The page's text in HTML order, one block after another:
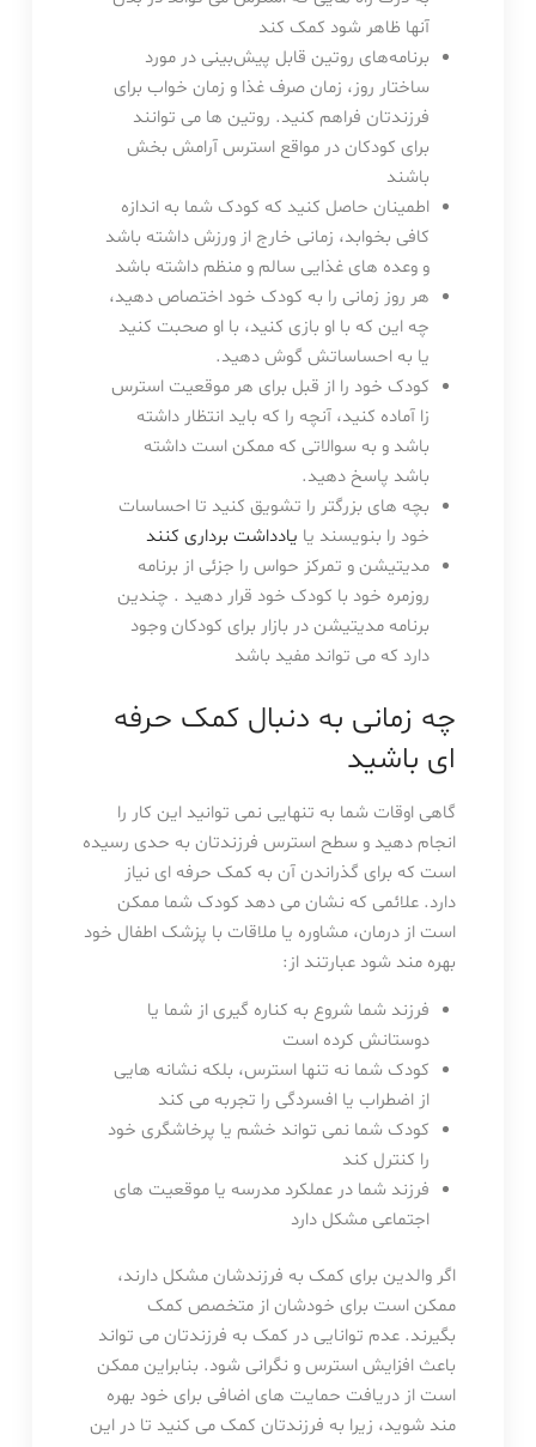
آنها ظاهر شود کمک کند
برنامه‌های روتین قابل پیش‌بینی در مورد
ساختار روز، زمان صرف غذا و زمان خواب برای
فرزندتان فراهم کنید. روتین ها می توانند
برای کودکان در مواقع استرس آرامش بخش
باشند
اطمینان حاصل کنید که کودک شما به اندازه
کافی بخوابد، زمانی خارج از ورزش داشته باشد
و وعده های غذایی سالم و منظم داشته باشد
هر روز زمانی را به کودک خود اختصاص دهید،
چه این که با او بازی کنید، با او صحبت کنید
یا به احساساتش گوش دهید.
کودک خود را از قبل برای هر موقعیت استرس
زا آماده کنید، آنچه را که باید انتظار داشته
باشد و به سوالاتی که ممکن است داشته
باشد پاسخ دهید.
بچه های بزرگتر را تشویق کنید تا احساسات
خود را بنویسند یا یادداشت برداری کنند
مدیتیشن و تمرکز حواس را جزئی از برنامه
روزمره خود با کودک خود قرار دهید . چندین
برنامه مدیتیشن در بازار برای کودکان وجود
دارد که می تواند مفید باشد
چه زمانی به دنبال کمک حرفه
ای باشید
گاهی اوقات شما به تنهایی نمی توانید این کار را
انجام دهید و سطح استرس فرزندتان به حدی رسیده
است که برای گذراندن آن به کمک حرفه ای نیاز
دارد. علائمی که نشان می دهد کودک شما ممکن
است از درمان، مشاوره یا ملاقات با پزشک اطفال خود
بهره مند شود عبارتند از:
فرزند شما شروع به کناره گیری از شما یا
دوستانش کرده است
کودک شما نه تنها استرس، بلکه نشانه هایی
از اضطراب یا افسردگی را تجربه می کند
کودک شما نمی تواند خشم یا پرخاشگری خود
را کنترل کند
فرزند شما در عملکرد مدرسه یا موقعیت های
اجتماعی مشکل دارد
اگر والدین برای کمک به فرزندشان مشکل دارند،
ممکن است برای خودشان از متخصص کمک
بگیرند. عدم توانایی در کمک به فرزندتان می تواند
باعث افزایش استرس و نگرانی شود. بنابراین ممکن
است از دریافت حمایت های اضافی برای خود بهره
مند شوید، زیرا به فرزندتان کمک می کنید تا در این